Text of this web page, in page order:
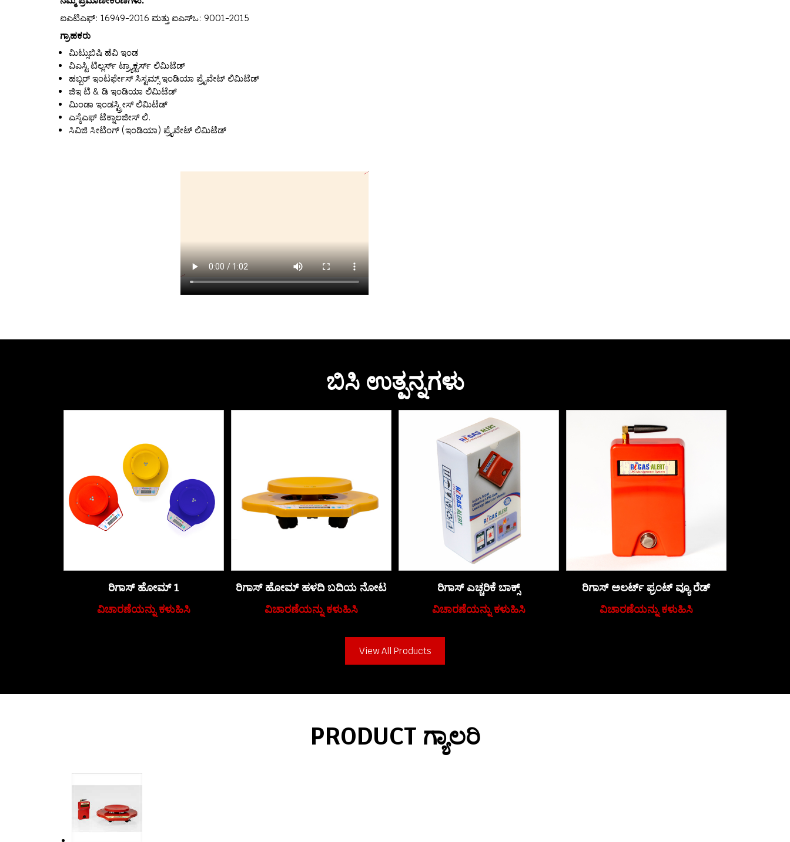
ಐಎಟಿಎಫ್: 16949-2016 ಮತ್ತು ಐಎಸ್ಒ: 9001-2015
ಗ್ರಾಹಕರು
ಮಿಟ್ಸುಬಿಷಿ ಹೆವಿ ಇಂಡ
ವಿಎಸ್ಟಿ ಟಿಲ್ಲರ್ಸ್ ಟ್ರ್ಯಾಕ್ಟರ್ಸ್ ಲಿಮಿಟೆಡ್
ಹಬ್ಬರ್ ಇಂಟರ್ಫೇಸ್ ಸಿಸ್ಟಮ್ಸ್ ಇಂಡಿಯಾ ಪ್ರೈವೇಟ್ ಲಿಮಿಟೆಡ್
ಜಿಇ ಟಿ & ಡಿ ಇಂಡಿಯಾ ಲಿಮಿಟೆಡ್
ಮಿಂಡಾ ಇಂಡಸ್ಟ್ರೀಸ್ ಲಿಮಿಟೆಡ್
ಎಸ್ಕೆಎಫ್ ಟೆಕ್ನಾಲಜೀಸ್ ಲಿ.
ಸಿವಿಜಿ ಸೀಟಿಂಗ್ (ಇಂಡಿಯಾ) ಪ್ರೈವೇಟ್ ಲಿಮಿಟೆಡ್
ಬಿಸಿ ಉತ್ಪನ್ನಗಳು
ರಿಗಾಸ್ ಹೋಮ್ 1
ವಿಚಾರಣೆಯನ್ನು ಕಳುಹಿಸಿ
ರಿಗಾಸ್ ಹೋಮ್ ಹಳದಿ ಬದಿಯ ನೋಟ
ವಿಚಾರಣೆಯನ್ನು ಕಳುಹಿಸಿ
ರಿಗಾಸ್ ಎಚ್ಚರಿಕೆ ಬಾಕ್ಸ್
ವಿಚಾರಣೆಯನ್ನು ಕಳುಹಿಸಿ
ರಿಗಾಸ್ ಅಲರ್ಟ್ ಫ್ರಂಟ್ ವ್ಯೂ ರೆಡ್
ವಿಚಾರಣೆಯನ್ನು ಕಳುಹಿಸಿ
View All Products
PRODUCT ಗ್ಯಾಲರಿ